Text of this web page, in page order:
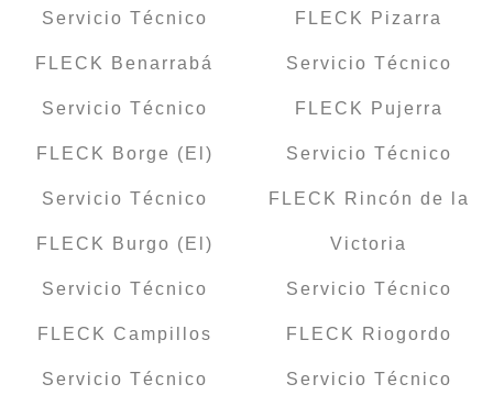
Servicio Técnico
FLECK Benarrabá
Servicio Técnico
FLECK Borge (El)
Servicio Técnico
FLECK Burgo (El)
Servicio Técnico
FLECK Campillos
Servicio Técnico
FLECK Pizarra
Servicio Técnico
FLECK Pujerra
Servicio Técnico
FLECK Rincón de la
Victoria
Servicio Técnico
FLECK Riogordo
Servicio Técnico